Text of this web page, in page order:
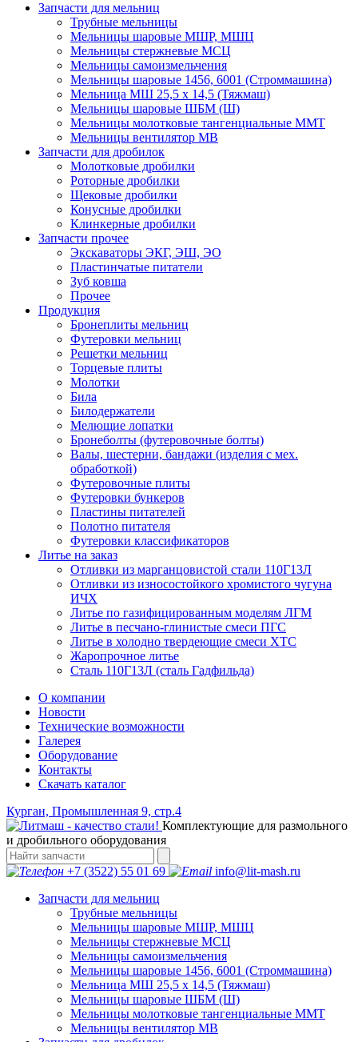
Запчасти для мельниц
Трубные мельницы
Мельницы шаровые МШР, МШЦ
Мельницы стержневые МСЦ
Мельницы самоизмельчения
Мельницы шаровые 1456, 6001 (Строммашина)
Мельница МШ 25,5 х 14,5 (Тяжмаш)
Мельницы шаровые ШБМ (Ш)
Мельницы молотковые тангенциальные ММТ
Мельницы вентилятор МВ
Запчасти для дробилок
Молотковые дробилки
Роторные дробилки
Щековые дробилки
Конусные дробилки
Клинкерные дробилки
Запчасти прочее
Экскаваторы ЭКГ, ЭШ, ЭО
Пластинчатые питатели
Зуб ковша
Прочее
Продукция
Бронеплиты мельниц
Футеровки мельниц
Решетки мельниц
Торцевые плиты
Молотки
Била
Билодержатели
Мелющие лопатки
Бронеболты (футеровочные болты)
Валы, шестерни, бандажи (изделия с мех.
обработкой)
Футеровочные плиты
Футеровки бункеров
Пластины питателей
Полотно питателя
Футеровки классификаторов
Литье на заказ
Отливки из марганцовистой стали 110Г13Л
Отливки из износостойкого хромистого чугуна
ИЧХ
Литье по газифицированным моделям ЛГМ
Литье в песчано-глинистые смеси ПГС
Литье в холодно твердеющие смеси ХТС
Жаропрочное литье
Сталь 110Г13Л (сталь Гадфильда)
О компании
Новости
Технические возможности
Галерея
Оборудование
Контакты
Скачать каталог
Курган, Промышленная 9, стр.4
Комплектующие для размольного
и дробильного оборудования
+7 (3522) 55 01 69
info@lit-mash.ru
Запчасти для мельниц
Трубные мельницы
Мельницы шаровые МШР, МШЦ
Мельницы стержневые МСЦ
Мельницы самоизмельчения
Мельницы шаровые 1456, 6001 (Строммашина)
Мельница МШ 25,5 х 14,5 (Тяжмаш)
Мельницы шаровые ШБМ (Ш)
Мельницы молотковые тангенциальные ММТ
Мельницы вентилятор МВ